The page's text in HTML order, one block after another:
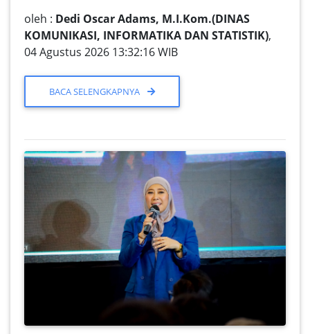
oleh : Dedi Oscar Adams, M.I.Kom.(DINAS
KOMUNIKASI, INFORMATIKA DAN STATISTIK),
04 Agustus 2026 13:32:16 WIB
BACA SELENGKAPNYA